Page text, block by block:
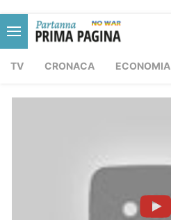
TV CRONACA ECONOMIA